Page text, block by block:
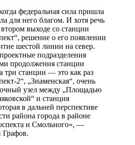
федеральная сила пришла
для него благом. И хотя речь
выходе со станции
решение о его появлении
шестой линии на север.
подразделения
продолжения станции
три станции — это как раз
2“, „Знаменская“, очень
узел между „Площадью
и станция
в дальней перспективе
района города в районе
и Смольного», —
Графов.